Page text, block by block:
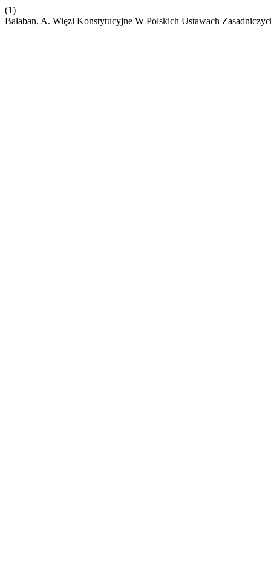
(1)
Bałaban, A. Więzi Konstytucyjne W Polskich Ustawach